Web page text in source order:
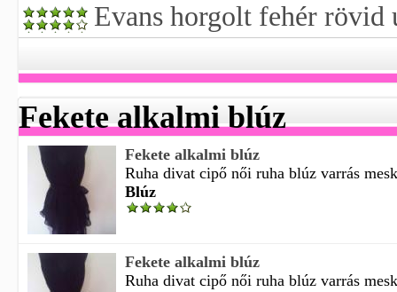
Evans horgolt fehér rövid
Fekete alkalmi blúz
Fekete alkalmi blúz
Ruha divat cipő női ruha blúz varrás
Blúz
Fekete alkalmi blúz
Ruha divat cipő női ruha blúz varrás